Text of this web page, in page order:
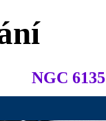
NGC 6135